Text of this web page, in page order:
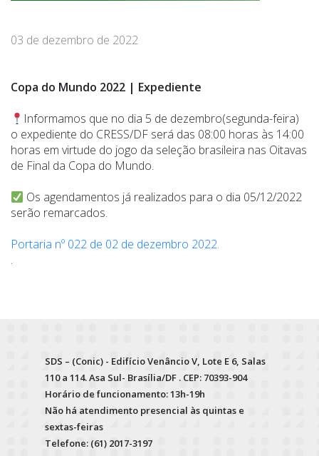
03 de dezembro de 2022
Copa do Mundo 2022 | Expediente
Informamos que no dia 5 de dezembro(segunda-feira)
o expediente do CRESS/DF será das 08:00 horas às 14:00
horas em virtude do jogo da seleção brasileira nas Oitavas
de Final da Copa do Mundo.
Os agendamentos já realizados para o dia 05/12/2022
serão remarcados.
Portaria nº 022 de 02 de dezembro 2022.
.
SDS – (Conic) - Edifício Venâncio V, Lote E 6, Salas
110 a 114. Asa Sul- Brasília/DF . CEP: 70393-904
Horário de funcionamento: 13h-19h
Não há atendimento presencial às quintas e
sextas-feiras
Telefone: (61) 2017-3197